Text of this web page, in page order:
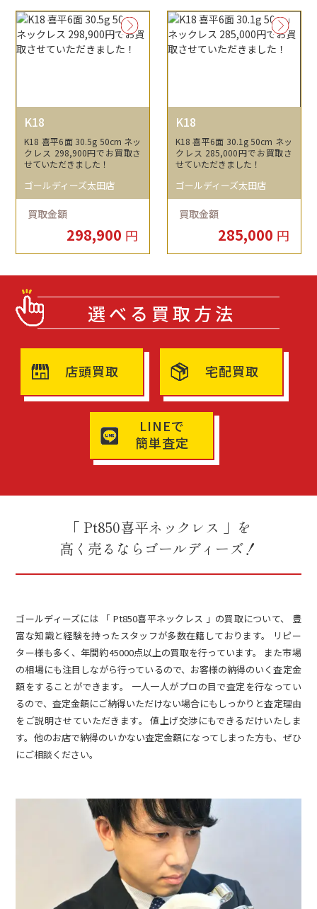
K18
K18 喜平6面 30.5g 50cm ネッ
クレス 298,900円でお買取さ
せていただきました！
ゴールディーズ太田店
買取金額
298,900 円
K18
K18 喜平6面 30.1g 50cm ネッ
クレス 285,000円でお買取さ
せていただきました！
ゴールディーズ太田店
買取金額
285,000 円
選べる買取方法
店頭買取 宅配買取
LINEで
簡単査定
「 Pt850喜平ネックレス 」を
高く売るならゴールディーズ！
ゴールディーズには 「 Pt850喜平ネックレス 」の買取について、 豊
富な知識と経験を持ったスタッフが多数在籍しております。 リピー
ター様も多く、年間約45000点以上の買取を行っています。 また市場
の相場にも注目しながら行っているので、お客様の納得のいく査定金
額をすることができます。 一人一人がプロの目で査定を行なってい
るので、査定金額にご納得いただけない場合にもしっかりと査定理由
をご説明させていただきます。 値上げ交渉にもできるだけいたしま
す。他のお店で納得のいかない査定金額になってしまった方も、ぜひ
にご相談ください。